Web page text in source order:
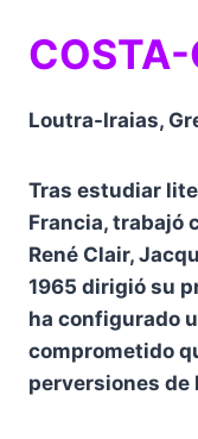
COSTA-
Loutra-Iraias,
Tras estudiar
Francia, trabajó
René Clair,
1965 dirigió su
ha configurado
comprometido
perversiones de